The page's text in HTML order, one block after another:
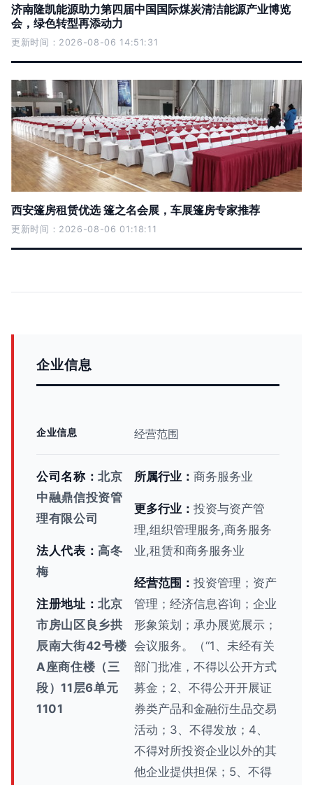
济南隆凯能源助力第四届中国国际煤炭清洁能源产业博览
会，绿色转型再添动力
更新时间：2026-08-06 14:51:31
西安篷房租赁优选 篷之名会展，车展篷房专家推荐
更新时间：2026-08-06 01:18:11
企业信息
企业信息 经营范围
公司名称：北京
中融鼎信投资管
理有限公司
法人代表：高冬
梅
注册地址：北京
市房山区良乡拱
辰南大街42号楼
A座商住楼（三
段）11层6单元
1101
所属行业： 商务服务业
更多行业： 投资与资产管
理,组织管理服务,商务服务
业,租赁和商务服务业
经营范围： 投资管理；资产
管理；经济信息咨询；企业
形象策划；承办展览展示；
会议服务。（“1、未经有关
部门批准，不得以公开方式
募金；2、不得公开开展证
券类产品和金融衍生品交易
活动；3、不得发放；4、
不得对所投资企业以外的其
他企业提供担保；5、不得